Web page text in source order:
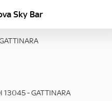
Sky Bar
13045-GATTINARA